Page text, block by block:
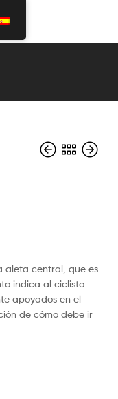
aleta central, que ​es
indica al ciclista
apoyados en el
de cómo debe ir